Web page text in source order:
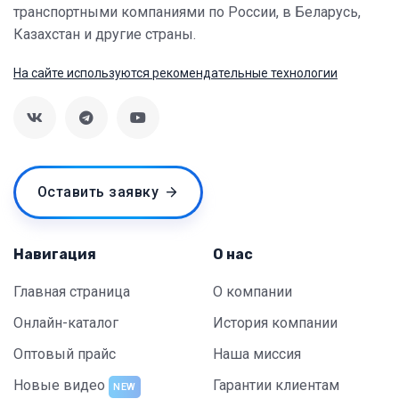
транспортными компаниями по России, в Беларусь,
Казахстан и другие страны.
На сайте используются рекомендательные технологии
Оставить заявку
Навигация
Главная страница
Онлайн-каталог
Оптовый прайс
Новые видео
NEW
О нас
О компании
История компании
Наша миссия
Гарантии клиентам